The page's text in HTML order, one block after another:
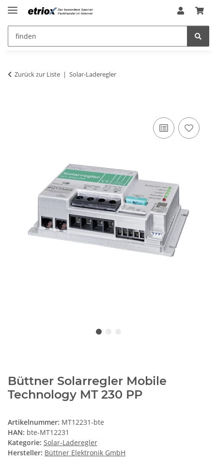
Zurück zur Liste Solar-Laderegler
Büttner Solarregler Mobile
Technology MT 230 PP
Artikelnummer: MT12231-bte
HAN: bte-MT12231
Kategorie: Solar-Laderegler
Hersteller: Büttner Elektronik GmbH